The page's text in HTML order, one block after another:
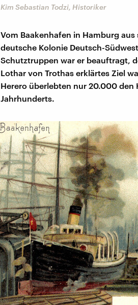
Kim Sebastian Todzi, Historiker
Vom Baakenhafen in Hamburg
deutsche Kolonie Deutsch-
Schutztruppen war er beauftragt,
Lothar von Trothas erklärtes Ziel
Herero überlebten nur 20.000 den
Jahrhunderts.